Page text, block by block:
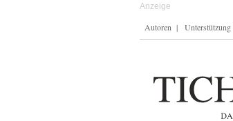
Autoren Unterstützung